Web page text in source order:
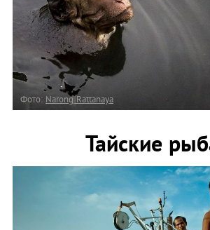
Фото: Narong Rattanaya
Тайские